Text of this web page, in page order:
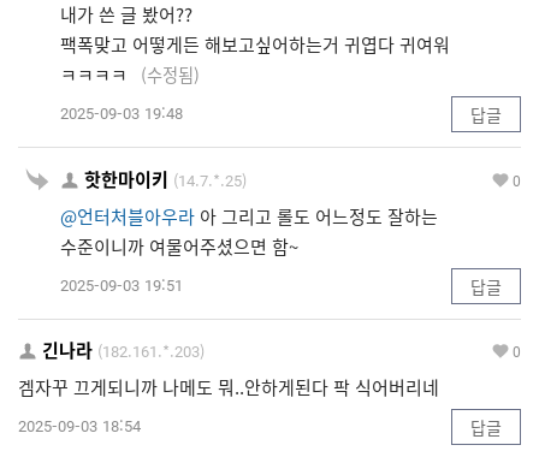
내가 쓴 글 봤어??
팩폭맞고 어떻게든 해보고싶어하는거 귀엽다 귀여워
ㅋㅋㅋㅋ
(수정됨)
2025-09-03 19:48 답글
핫한마이키 (14.7.*.25) 0
@언터처블아우라 아 그리고 롤도 어느정도 잘하는
수준이니까 여물어주셨으면 함~
2025-09-03 19:51 답글
긴나라 (182.161.*.203) 0
겜자꾸 끄게되니까 나메도 뭐..안하게된다 팍 식어버리네
2025-09-03 18:54 답글